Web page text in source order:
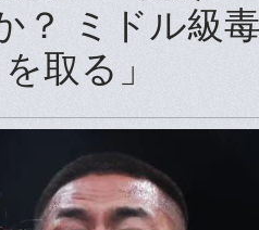
？ ミドル級
取る」